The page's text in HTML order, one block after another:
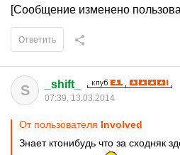
[Сообщение изменено
Ответить
S _shift_
07:39, 13.03.2014
От пользователя Involved
Знает ктонибудь что за сходняк